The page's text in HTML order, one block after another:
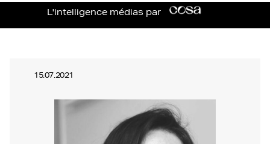
L'intelligence médias par
15.07.2021